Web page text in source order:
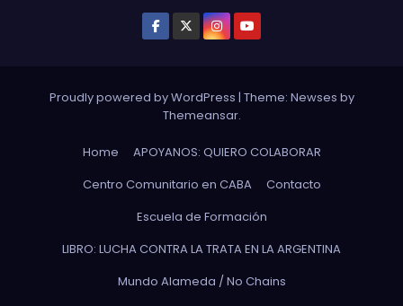
Proudly powered by WordPress | Theme: Newses by
Themeansar.
Home
APOYANOS: QUIERO COLABORAR
Centro Comunitario en CABA
Contacto
Escuela de Formación
LIBRO: LUCHA CONTRA LA TRATA EN LA ARGENTINA
Mundo Alameda / No Chains